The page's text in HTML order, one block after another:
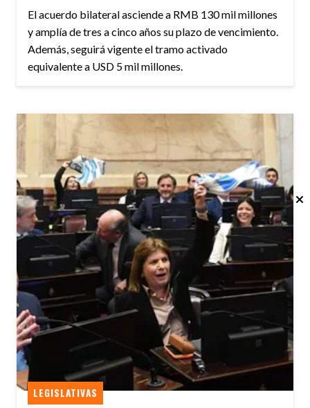
El acuerdo bilateral asciende a RMB 130 mil millones
y amplía de tres a cinco años su plazo de vencimiento.
Además, seguirá vigente el tramo activado
equivalente a USD 5 mil millones.
LEGISLATIVAS